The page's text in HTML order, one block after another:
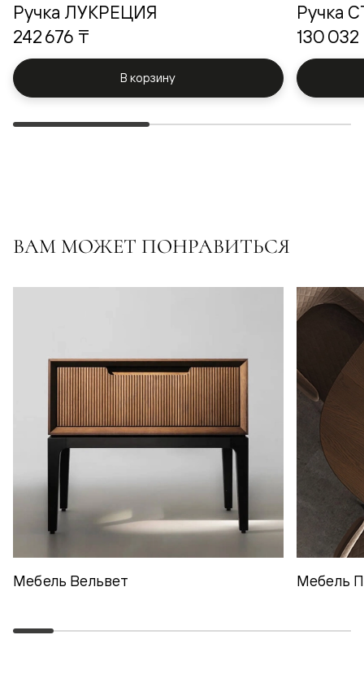
Ручка ЛУКРЕЦИЯ
242 676 ₸
В корзину
Ручка
130 032
ВАМ МОЖЕТ ПОНРАВИТЬСЯ
Мебель Вельвет Мебель